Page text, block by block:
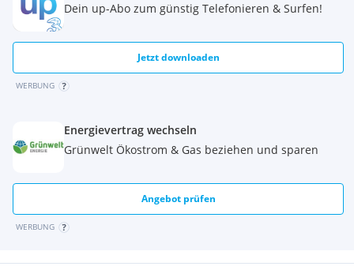
Dein up-Abo zum günstig Telefonieren & Surfen!
Jetzt downloaden
WERBUNG
Energievertrag wechseln
Grünwelt Ökostrom & Gas beziehen und sparen
Angebot prüfen
WERBUNG